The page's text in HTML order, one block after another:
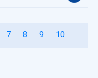
7 8 9 10